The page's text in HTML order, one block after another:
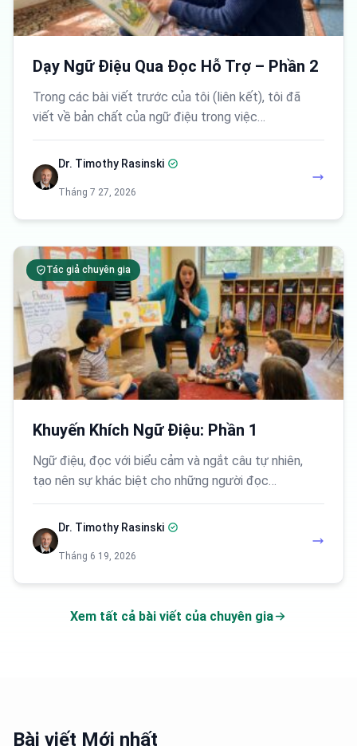
Dạy Ngữ Điệu Qua Đọc Hỗ Trợ – Phần 2
Trong các bài viết trước của tôi (liên kết), tôi đã
viết về bản chất của ngữ điệu trong việc…
Dr. Timothy Rasinski
Tháng 7 27, 2026
Tác giả chuyên gia
Khuyến Khích Ngữ Điệu: Phần 1
Ngữ điệu, đọc với biểu cảm và ngắt câu tự nhiên,
tạo nên sự khác biệt cho những người đọc…
Dr. Timothy Rasinski
Tháng 6 19, 2026
Xem tất cả bài viết của chuyên gia
Bài viết Mới nhất